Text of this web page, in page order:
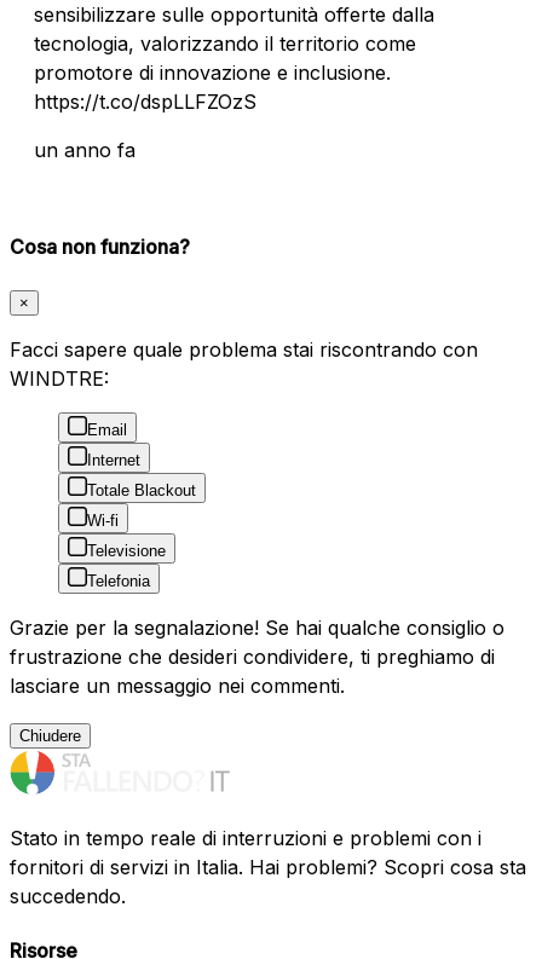
sensibilizzare sulle opportunità offerte dalla
tecnologia, valorizzando il territorio come
promotore di innovazione e inclusione.
https://t.co/dspLLFZOzS
un anno fa
Cosa non funziona?
×
Facci sapere quale problema stai riscontrando con
WINDTRE:
Email
Internet
Totale Blackout
Wi-fi
Televisione
Telefonia
Grazie per la segnalazione! Se hai qualche consiglio o
frustrazione che desideri condividere, ti preghiamo di
lasciare un messaggio nei commenti.
Chiudere
Stato in tempo reale di interruzioni e problemi con i
fornitori di servizi in Italia. Hai problemi? Scopri cosa sta
succedendo.
Risorse